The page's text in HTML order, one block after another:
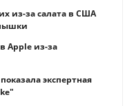
из-за салата в США
Apple из-за
экспертная